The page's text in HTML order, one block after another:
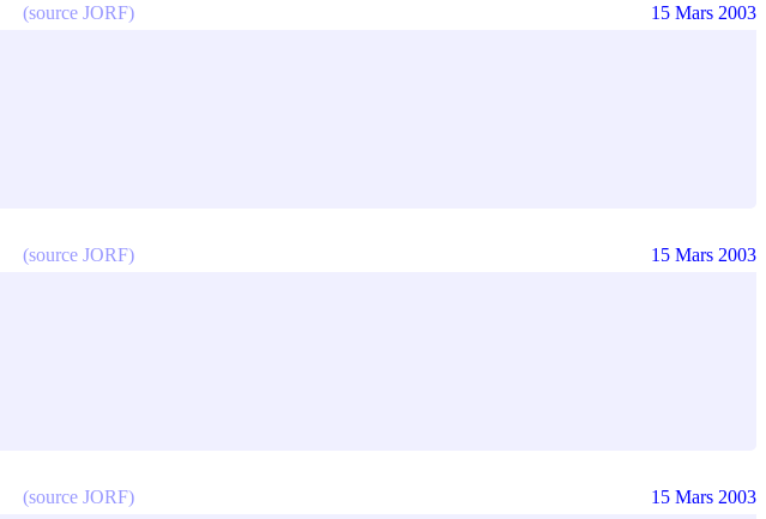
(source JORF) 15 Mars 2003
(source JORF) 15 Mars 2003
(source JORF) 15 Mars 2003